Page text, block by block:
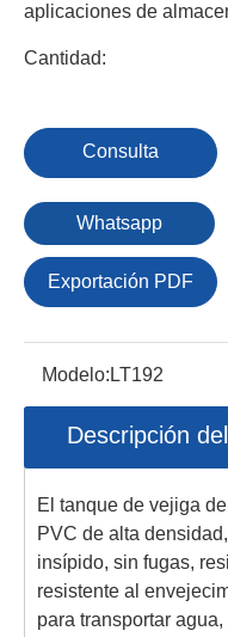
aplicaciones de
Cantidad:
Consulta
Whatsapp
Exportación PDF
Modelo: LT192
Descripción
El tanque de vejiga
PVC de alta
insípido, sin fugas,
resistente al
para transportar